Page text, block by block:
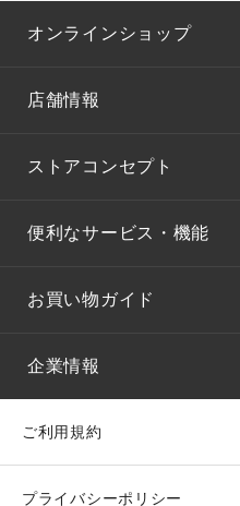
オンラインショップ
店舗情報
ストアコンセプト
便利なサービス・機能
お買い物ガイド
企業情報
ご利用規約
プライバシーポリシー